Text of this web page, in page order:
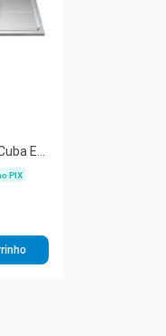
E
Inox -
PIX